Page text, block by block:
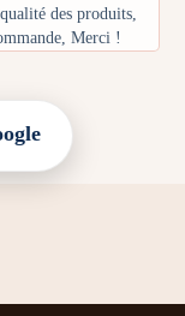
des produits,
Merci !